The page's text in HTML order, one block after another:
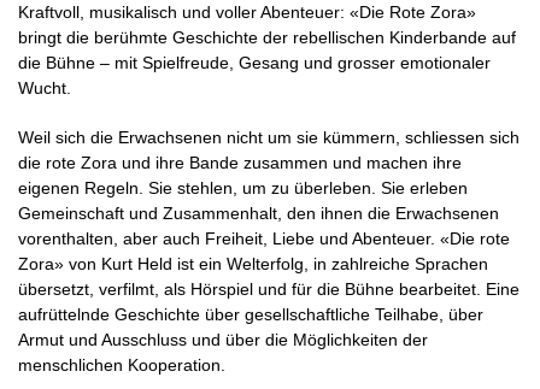
Kraftvoll, musikalisch und voller Abenteuer: «Die Rote Zora»
bringt die berühmte Geschichte der rebellischen Kinderbande auf
die Bühne – mit Spielfreude, Gesang und grosser emotionaler
Wucht.
Weil sich die Erwachsenen nicht um sie kümmern, schliessen sich
die rote Zora und ihre Bande zusammen und machen ihre
eigenen Regeln. Sie stehlen, um zu überleben. Sie erleben
Gemeinschaft und Zusammenhalt, den ihnen die Erwachsenen
vorenthalten, aber auch Freiheit, Liebe und Abenteuer. «Die rote
Zora» von Kurt Held ist ein Welterfolg, in zahlreiche Sprachen
übersetzt, verfilmt, als Hörspiel und für die Bühne bearbeitet. Eine
aufrüttelnde Geschichte über gesellschaftliche Teilhabe, über
Armut und Ausschluss und über die Möglichkeiten der
menschlichen Kooperation.